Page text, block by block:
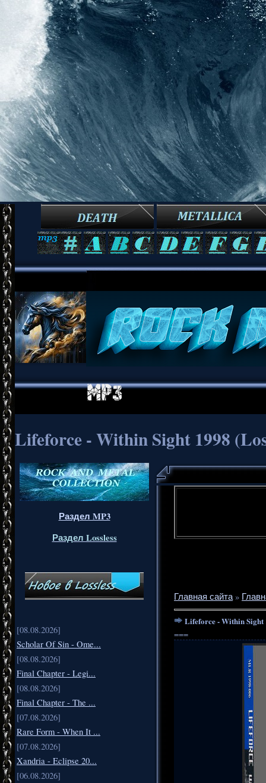
Lifeforce - Within Sight 1998
Раздел MP3
Раздел Lossless
[08.08.2026]
Scholar Of Sin - Ome...
[08.08.2026]
Final Chapter - Legi...
[08.08.2026]
Final Chapter - The ...
[07.08.2026]
Rare Form - When It ...
[07.08.2026]
Xandria - Eclipse 20...
[06.08.2026]
Главная сайта»
Lifeforce - Within Sight
===